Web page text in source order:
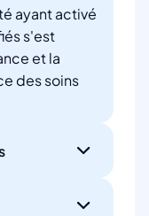
ayant activé
s'est
et la
des soins